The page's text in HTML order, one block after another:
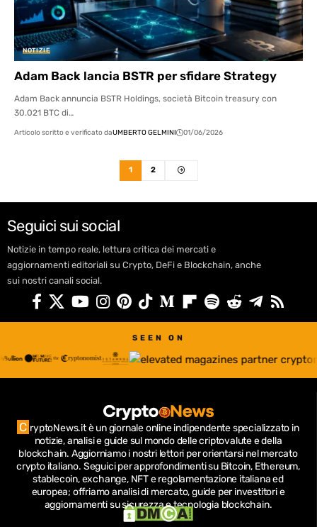
NOTIZIE
Adam Back lancia BSTR per sfidare Strategy
Adam Back annuncia BSTR Holdings, società Bitcoin treasury con
30.021 BTC di…
Articolo scritto e verificato daUMBERTO GELMINI 01/06/2026
1 2
Seguici sui social
Notizie in tempo reale, lettura critica dei mercati e
aggiornamenti editoriali su Crypto, DeFi e Blockchain, anche
sui nostri canali social.
SEEN ON
C ryptoNews.it è un giornale online indipendente specializzato in
notizie, analisi e guide sul mondo delle criptovalute e della
blockchain. Aggiorniamo i nostri lettori per orientarsi nel mercato
crypto italiano. Seguici per approfondimenti su Bitcoin, Ethereum,
stablecoin, exchange, NFT e regolamentazione italiana ed
europea; offriamo analisi di mercato, guide per investitori e
aggiornamenti su sicurezza e tecnologia blockchain.